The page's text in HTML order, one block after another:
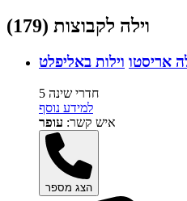
וילה לקבוצות (179)
אריסטו וילות באליפלט
5 חדרי שינה
למידע נוסף
איש קשר: עופר
הצג מספר